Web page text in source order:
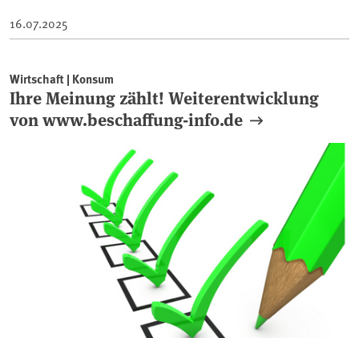
16.07.2025
Wirtschaft | Konsum
Ihre Meinung zählt! Weiterentwicklung
von www.beschaffung-info.de